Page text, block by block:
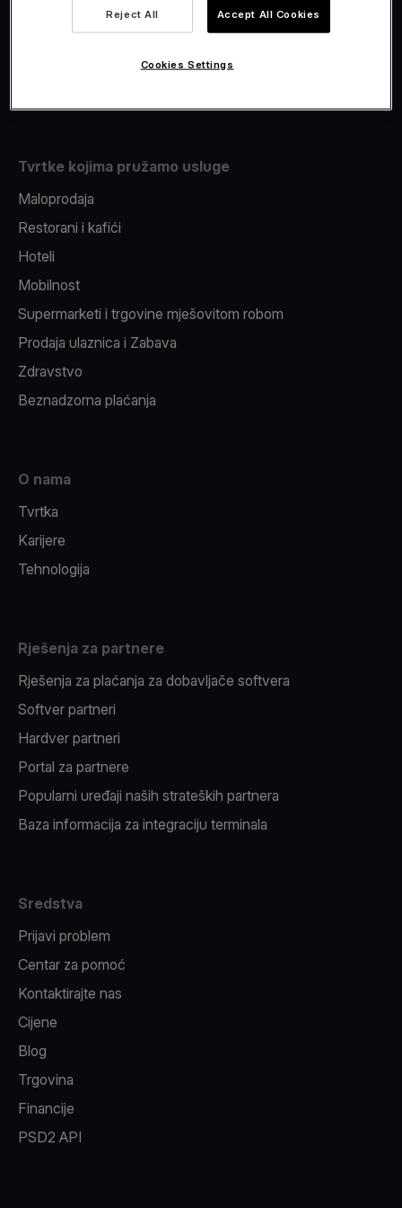
Fiskalizacija
Tvrtke kojima pružamo usluge
Maloprodaja
Restorani i kafići
Hoteli
Mobilnost
Supermarketi i trgovine mješovitom robom
Prodaja ulaznica i Zabava
Zdravstvo
Beznadzorna plaćanja
O nama
Tvrtka
Karijere
Tehnologija
Rješenja za partnere
Rješenja za plaćanja za dobavljače softvera
Softver partneri
Hardver partneri
Portal za partnere
Popularni uređaji naših strateških partnera
Baza informacija za integraciju terminala
Sredstva
Prijavi problem
Centar za pomoć
Kontaktirajte nas
Cijene
Blog
Trgovina
Financije
PSD2 API
Reject All Accept All Cookies
Cookies Settings